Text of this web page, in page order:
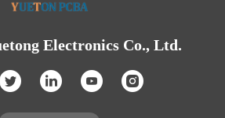
Electronics Co., Ltd.